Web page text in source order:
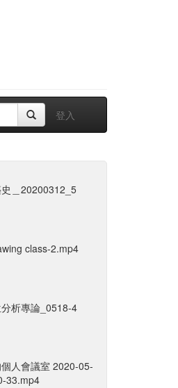
登入
＿20200312_5
class-2.mp4
析專論_0518-4
人會議室 2020-05-
33.mp4